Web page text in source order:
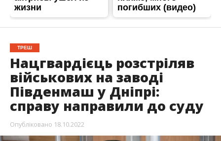
ТРЕШ
Нацгвардієць розстріляв
військових на заводі
Південмаш у Дніпрі:
справу направили до суду
Опубліковано 18.10.2022